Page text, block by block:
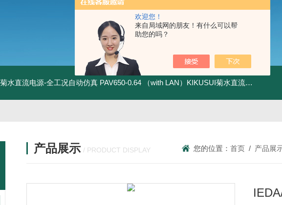
欢迎您！
来自局域网的朋友！有什么可以帮
助您的吗？
水直流电源-全工况自动仿真 PAV650-0.64 （with LAN）KIKUSUI菊水直流电源-四象限节能测试
产品展示 / PRODUCT DISPLAY 您的位置：首页 / 产品展